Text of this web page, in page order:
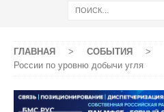
ГЛАВНАЯ > СОБЫТИЯ >
России по уровню добычи угля